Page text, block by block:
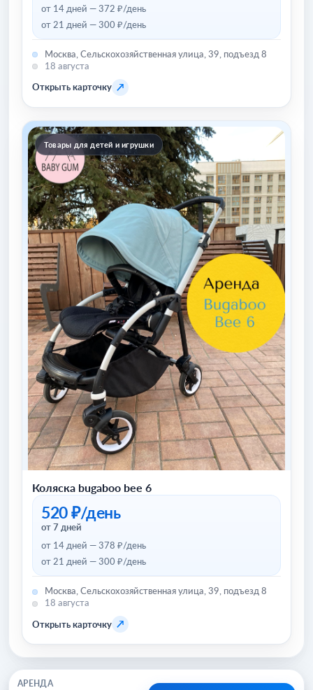
от 14 дней — 372 ₽/день
от 21 дней — 300 ₽/день
Москва, Сельскохозяйственная улица, 39, подъезд 8
18 августа
Открыть карточку ↗
Товары для детей и игрушки
Коляска bugaboo bee 6
520 ₽/день
от 7 дней
от 14 дней — 378 ₽/день
от 21 дней — 300 ₽/день
Москва, Сельскохозяйственная улица, 39, подъезд 8
18 августа
Открыть карточку ↗
АРЕНДА